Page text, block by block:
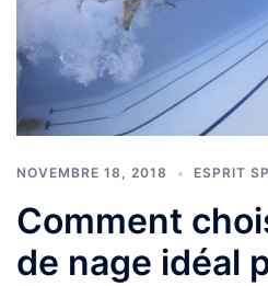
NOVEMBRE 18, 2018 ESPRIT
Comment
de nage idéal